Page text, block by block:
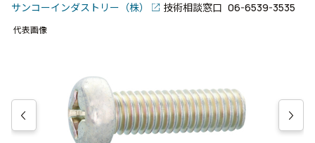
サンコーインダストリー（株） 技術相談窓口 06-6539-3535
代表画像